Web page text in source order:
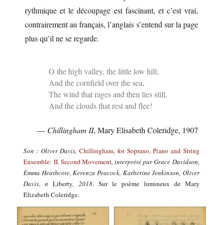
rythmique et le découpage est fascinant, et c’est vrai,
contrairement au français, l’anglais s’entend sur la page
plus qu’il ne se regarde.
O the high valley, the little low hill,
And the cornfield over the sea,
The wind that rages and then lies still,
And the clouds that rest and flee!
— Chillingham II, Mary Elisabeth Coleridge, 1907
Son : Oliver Davis,Chillingham, for Soprano, Piano and String
Ensemble: II. Second Movement, interprété parGrace Davidson,
Emma Heathcote, Kerenza Peacock, Katherine Jenkinson, Oliver
Davis,nLiberty, 2018. Sur le poème lumineux de Mary
Elizabeth Coleridge.